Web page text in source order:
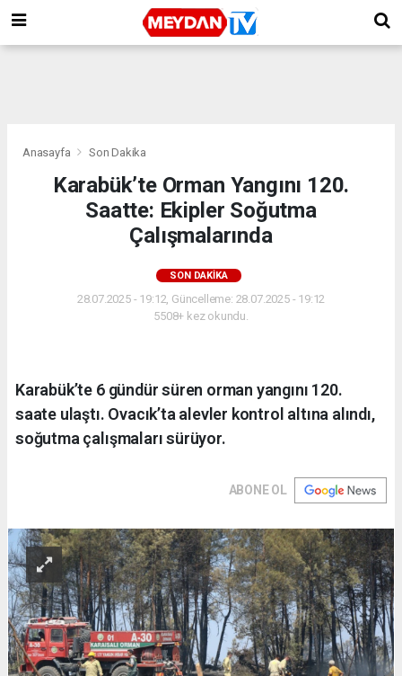
Anasayfa Son Dakika
Karabük’te Orman Yangını 120.
Saatte: Ekipler Soğutma
Çalışmalarında
SON DAKIKA
28.07.2025 - 19:12, Güncelleme: 28.07.2025 - 19:12
5508+ kez okundu.
Karabük’te 6 gündür süren orman yangını 120.
saate ulaştı. Ovacık’ta alevler kontrol altına alındı,
soğutma çalışmaları sürüyor.
ABONE OL